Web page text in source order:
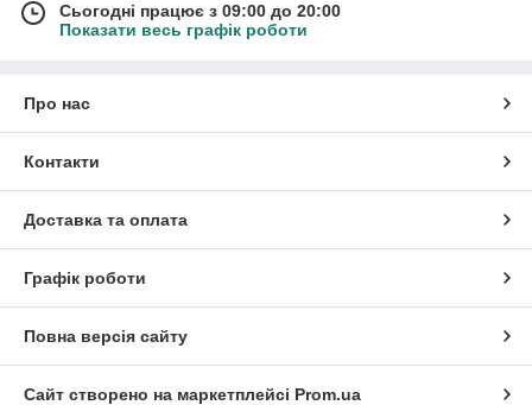
Сьогодні працює з 09:00 до 20:00
Показати весь графік роботи
Про нас
Контакти
Доставка та оплата
Графік роботи
Повна версія сайту
Сайт створено на маркетплейсі Prom.ua